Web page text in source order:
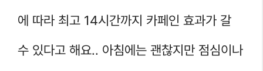
에 따라 최고 14시간까지 카페인 효과가 갈
수 있다고 해요.. 아침에는 괜찮지만 점심이나